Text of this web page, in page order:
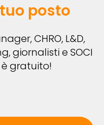
posto
CHRO, L&D,
giornalisti e SOCI
è gratuito!